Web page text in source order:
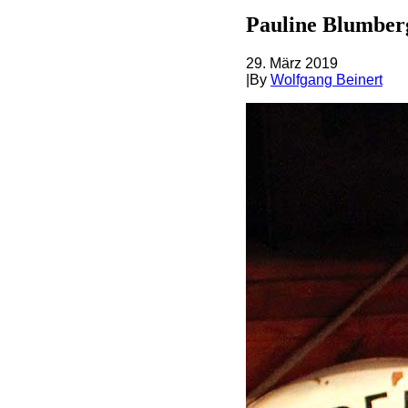
Pauline
29. März 2019
By Wolfgang Beinert